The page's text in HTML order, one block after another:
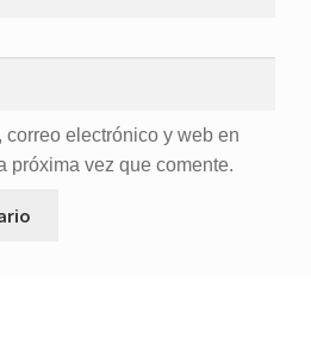
correo electrónico y web en
próxima vez que comente.